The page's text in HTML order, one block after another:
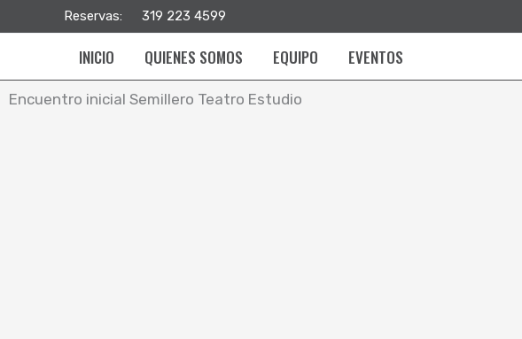
Reservas: 319 223 4599
INICIO
QUIENES SOMOS EQUIPO EVENTOS
Encuentro inicial Semillero Teatro Estudio